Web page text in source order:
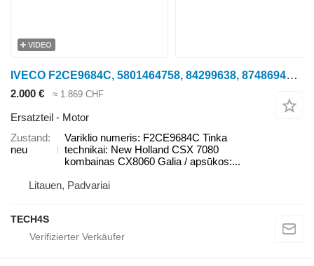
VIDEO
IVECO F2CE9684C, 5801464758, 84299638, 87486945 Variklio Motor für New Holland CSX 7080, CX8060 Getreideernter
2.000 € ≈ 1.869 CHF
Ersatzteil - Motor
Zustand
neu
Variklio numeris: F2CE9684C Tinka
technikai: New Holland CSX 7080
kombainas CX8060 Galia / apsūkos:...
Litauen, Padvariai
TECH4S